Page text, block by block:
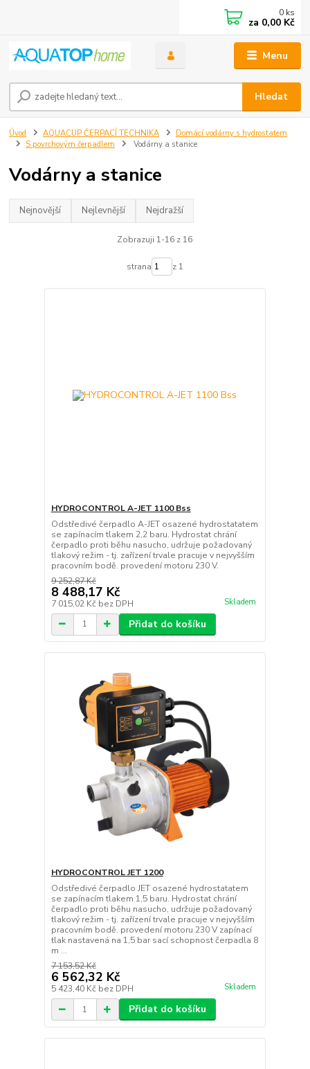
Menu
Hledat
0 ks
za 0,00 Kč
Úvod AQUACUP ČERPACÍ TECHNIKA
Domácí vodárny s hydrostatem
S povrchovým čerpadlem
Vodárny a stanice
Vodárny a stanice
Nejnovější Nejlevnější Nejdražší
Zobrazuji 1-16 z 16
strana z 1
HYDROCONTROL A-JET 1100 Bss
Odstředivé čerpadlo A-JET osazené hydrostatatem
se zapínacím tlakem 2,2 baru. Hydrostat chrání
čerpadlo proti běhu nasucho, udržuje požadovaný
tlakový režim - tj. zařízení trvale pracuje v nejvyšším
pracovním bodě. provedení motoru 230 V.
9 252,87 Kč
8 488,17 Kč
7 015,02 Kč bez DPH Skladem
Přidat do košíku
HYDROCONTROL JET 1200
Odstředivé čerpadlo JET osazené hydrostatatem
se zapínacím tlakem 1,5 baru. Hydrostat chrání
čerpadlo proti běhu nasucho, udržuje požadovaný
tlakový režim - tj. zařízení trvale pracuje v nejvyšším
pracovním bodě. provedení motoru 230 V zapínací
tlak nastavená na 1,5 bar sací schopnost čerpadla 8
m ...
7 153,52 Kč
6 562,32 Kč
5 423,40 Kč bez DPH Skladem
Přidat do košíku